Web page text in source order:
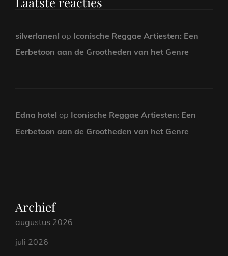
silverlanenl op Iconische Reggae Artiesten: Een
Eerbetoon aan de Grootheden van het Genre
Edna hotel op Iconische Reggae Artiesten: Een
Eerbetoon aan de Grootheden van het Genre
Archief
augustus 2026
juli 2026